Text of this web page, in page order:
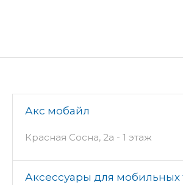
Акс мобайл
Красная Сосна, 2а - 1 этаж
Аксессуары для мобильных